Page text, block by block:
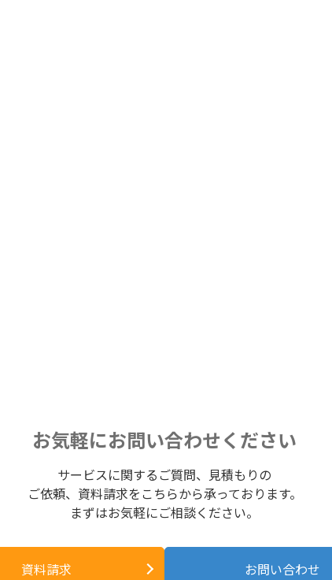
お気軽にお問い合わせください
サービスに関するご質問、見積もりの
ご依頼、資料請求をこちらから承っております。
まずはお気軽にご相談ください。
資料請求 お問い合わせ